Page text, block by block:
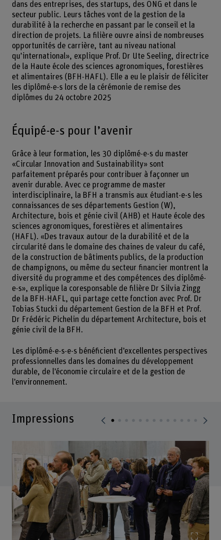
dans des entreprises, des startups, des ONG et dans le
secteur public. Leurs tâches vont de la gestion de la
durabilité à la recherche en passant par le conseil et la
direction de projets. La filière ouvre ainsi de nombreuses
opportunités de carrière, tant au niveau national
qu’international», explique Prof. Dr Ute Seeling, directrice
de la Haute école des sciences agronomiques, forestières
et alimentaires (BFH-HAFL). Elle a eu le plaisir de féliciter
les diplômé-e-s lors de la cérémonie de remise des
diplômes du 24 octobre 2025
Équipé-e-s pour l’avenir
Grâce à leur formation, les 30 diplômé-e-s du master
«Circular Innovation and Sustainability» sont
parfaitement préparés pour contribuer à façonner un
avenir durable. Avec ce programme de master
interdisciplinaire, la BFH a transmis aux étudiant-e-s les
connaissances de ses départements Gestion (W),
Architecture, bois et génie civil (AHB) et Haute école des
sciences agronomiques, forestières et alimentaires
(HAFL). «Des travaux autour de la durabilité et de la
circularité dans le domaine des chaines de valeur du café,
de la construction de bâtiments publics, de la production
de champignons, ou même du secteur financier montrent la
diversité du programme et des compétences des diplômé-
e-s», explique la coresponsable de filière Dr Silvia Zingg
de la BFH-HAFL, qui partage cette fonction avec Prof. Dr
Tobias Stucki du département Gestion de la BFH et Prof.
Dr Frédéric Pichelin du département Architecture, bois et
génie civil de la BFH.
Les diplômé-e-s-e-s bénéficient d’excellentes perspectives
professionnelles dans les domaines du développement
durable, de l’économie circulaire et de la gestion de
l’environnement.
Impressions